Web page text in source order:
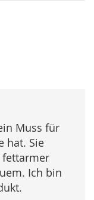
Muss für
hat. Sie
fettarmer
Ich bin